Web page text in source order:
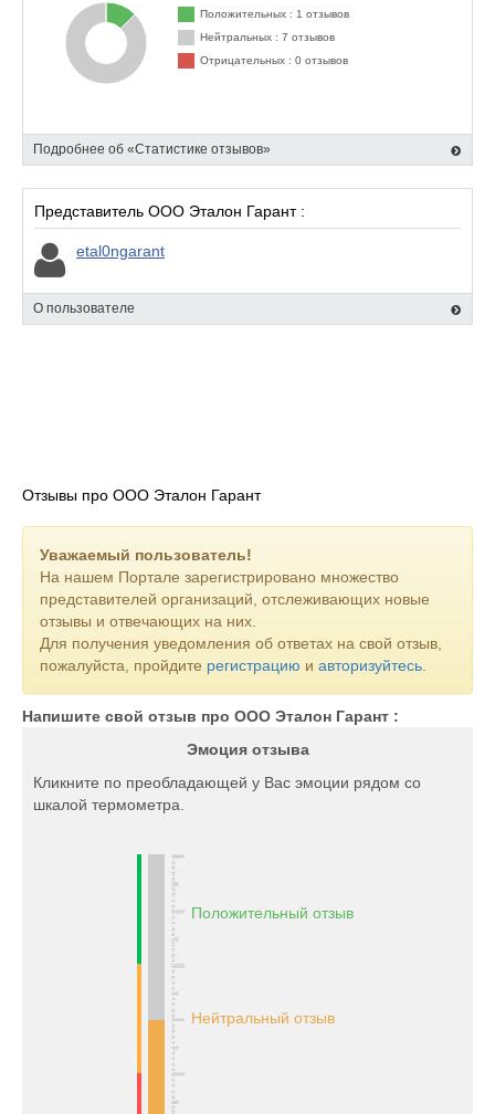
Положительных : 1 отзывов
Нейтральных : 7 отзывов
Отрицательных : 0 отзывов
Подробнее об «Статистике отзывов»
Представитель ООО Эталон Гарант :
etal0ngarant
О пользователе
Отзывы про ООО Эталон Гарант
Уважаемый пользователь!
На нашем Портале зарегистрировано множество
представителей организаций, отслеживающих новые
отзывы и отвечающих на них.
Для получения уведомления об ответах на свой отзыв,
пожалуйста, пройдите регистрацию и авторизуйтесь
Напишите свой отзыв про ООО Эталон Гарант :
Эмоция отзыва
Кликните по преобладающей у Вас эмоции рядом со
шкалой термометра.
Положительный отзыв
Нейтральный отзыв